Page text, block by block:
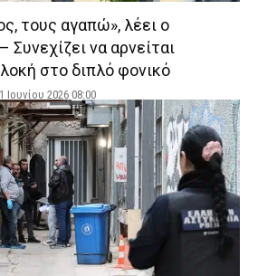
τους αγαπώ», λέει ο
Συνεχίζει να αρνείται
στο διπλό φονικό
Ιουνίου 2026 08:00